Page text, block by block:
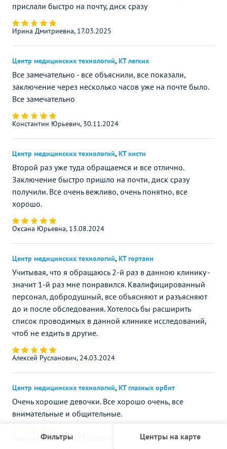
Фильтры Центры на карте
прислали быстро на почту, диск сразу
Ирина Дмитриевна, 17.03.2025
Центр медицинских технологий, КТ легких
Все замечательно - все объяснили, все показали,
заключение через несколько часов уже на почте было.
Все замечательно
Константин Юрьевич, 30.11.2024
Центр медицинских технологий, КТ кисти
Второй раз уже туда обращаемся и все отлично.
Заключение быстро пришло на почти, диск сразу
получили. Все очень вежливо, очень понятно, все
хорошо.
Оксана Юрьевна, 13.08.2024
Центр медицинских технологий, КТ гортани
Учитывая, что я обращаюсь 2-й раз в данною клинику -
значит 1-й раз мне понравился. Квалифицированный
персонал, добродушный, все объясняют и разъясняют
до и после обследования. Хотелось бы расширить
список проводимых в данной клинике исследований,
чтоб не ездить в другие.
Алексей Русланович, 24.03.2024
Центр медицинских технологий, КТ глазных орбит
Очень хорошие девочки. Все хорошо очень, все
внимательные и общительные.
Лолита Робертовна, 23.03.2024